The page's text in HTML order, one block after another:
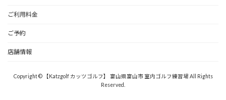
ご利用料金
ご予約
店舗情報
Copyright © 【Katzgolf カッツゴルフ】 富山県富山市 室内ゴルフ練習場 All Rights
Reserved.